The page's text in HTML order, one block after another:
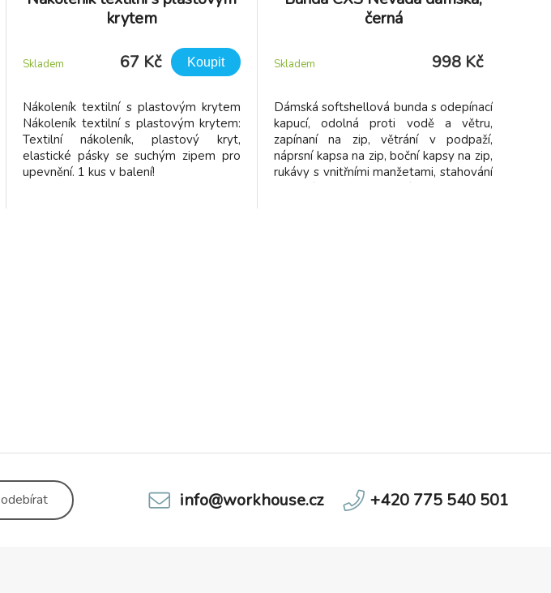
krytem
Skladem 67 Kč Koupit
Nákoleník textilní s plastovým krytem
Nákoleník textilní s plastovým krytem:
Textilní nákoleník, plastový kryt,
elastické pásky se suchým zipem pro
upevnění. 1 kus v balení!
černá
Skladem 998 Kč
Dámská softshellová bunda s odepínací
kapucí, odolná proti vodě a větru,
zapínaní na zip, větrání v podpaží,
náprsní kapsa na zip, boční kapsy na zip,
rukávy s vnitřními manžetami, stahování
v dolním okraji, reflexní doplňky, TPU
odebírat info@workhouse.cz +420 775 540 501